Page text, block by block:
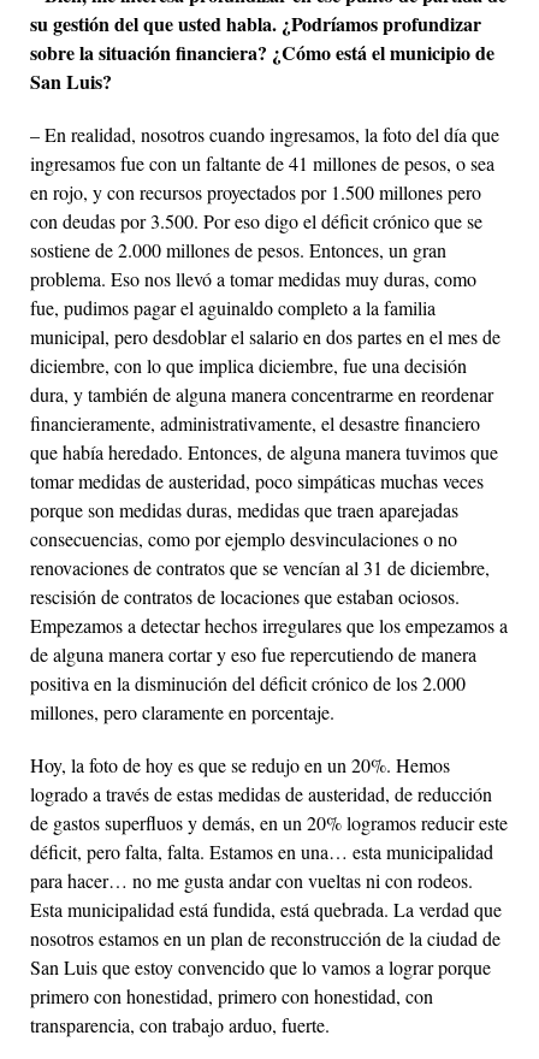
su gestión del que usted habla. ¿Podríamos profundizar
sobre la situación financiera? ¿Cómo está el municipio de
San Luis?
– En realidad, nosotros cuando ingresamos, la foto del día que
ingresamos fue con un faltante de 41 millones de pesos, o sea
en rojo, y con recursos proyectados por 1.500 millones pero
con deudas por 3.500. Por eso digo el déficit crónico que se
sostiene de 2.000 millones de pesos. Entonces, un gran
problema. Eso nos llevó a tomar medidas muy duras, como
fue, pudimos pagar el aguinaldo completo a la familia
municipal, pero desdoblar el salario en dos partes en el mes de
diciembre, con lo que implica diciembre, fue una decisión
dura, y también de alguna manera concentrarme en reordenar
financieramente, administrativamente, el desastre financiero
que había heredado. Entonces, de alguna manera tuvimos que
tomar medidas de austeridad, poco simpáticas muchas veces
porque son medidas duras, medidas que traen aparejadas
consecuencias, como por ejemplo desvinculaciones o no
renovaciones de contratos que se vencían al 31 de diciembre,
rescisión de contratos de locaciones que estaban ociosos.
Empezamos a detectar hechos irregulares que los empezamos a
de alguna manera cortar y eso fue repercutiendo de manera
positiva en la disminución del déficit crónico de los 2.000
millones, pero claramente en porcentaje.
Hoy, la foto de hoy es que se redujo en un 20%. Hemos
logrado a través de estas medidas de austeridad, de reducción
de gastos superfluos y demás, en un 20% logramos reducir este
déficit, pero falta, falta. Estamos en una… esta municipalidad
para hacer… no me gusta andar con vueltas ni con rodeos.
Esta municipalidad está fundida, está quebrada. La verdad que
nosotros estamos en un plan de reconstrucción de la ciudad de
San Luis que estoy convencido que lo vamos a lograr porque
primero con honestidad, primero con honestidad, con
transparencia, con trabajo arduo, fuerte.